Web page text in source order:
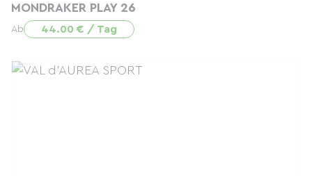
MONDRAKER PLAY 26
Ab 44.00 € / Tag